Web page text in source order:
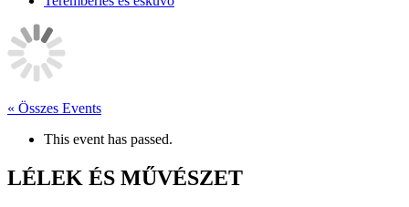
« Összes Events
This event has passed.
LÉLEK ÉS MŰVÉSZET